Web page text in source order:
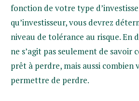
fonction de votre type
qu’investisseur, vous devrez
niveau de tolérance au risque. En
ne s’agit pas seulement de savoir
prêt à perdre, mais aussi combien
permettre de perdre.